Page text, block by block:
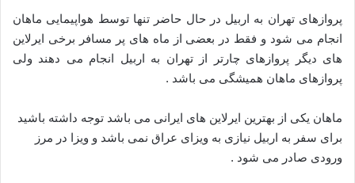
پروازهای تهران به اربیل در حال حاضر تنها توسط هواپیمایی ماهان
انجام می شود و فقط در بعضی از ماه های پر مسافر برخی ایرلاین
های دیگر پروازهای چارتر از تهران به اربیل انجام می دهند ولی
پروازهای ماهان همیشگی می باشد .
ماهان یکی از بهترین ایرلاین های ایرانی می باشد توجه داشته باشید
برای سفر به اربیل نیازی به ویزای عراق نمی باشد و ویزا در مرز
ورودی صادر می شود .